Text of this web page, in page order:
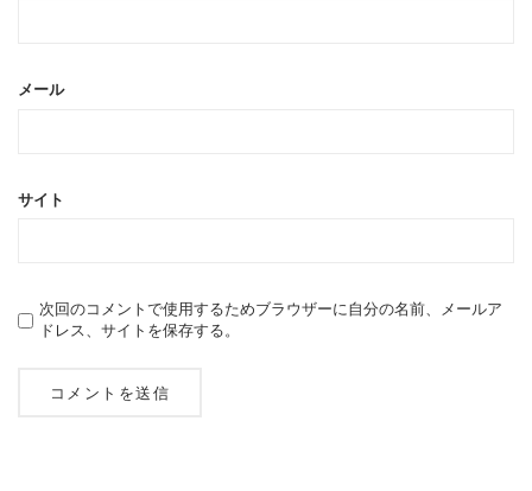
メール
サイト
次回のコメントで使用するためブラウザーに自分の名前、メールア
ドレス、サイトを保存する。